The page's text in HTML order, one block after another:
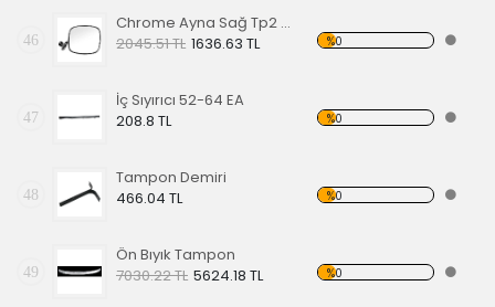
46
Chrome Ayna Sağ Tp2 68-79
2045.51 TL 1636.63 TL %0
47
İç Sıyırıcı 52-64 EA
208.8 TL
%0
48
Tampon Demiri
466.04 TL
%0
49
Ön Bıyık Tampon
7030.22 TL 5624.18 TL %0